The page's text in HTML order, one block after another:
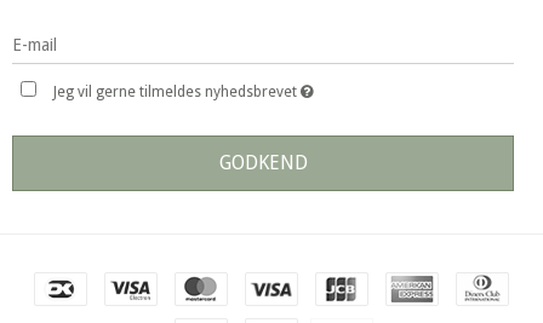
Jeg vil gerne tilmeldes nyhedsbrevet
GODKEND